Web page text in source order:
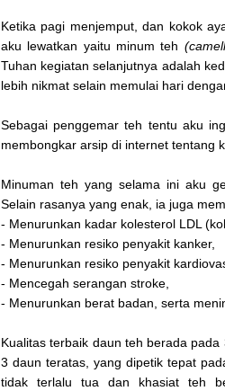
Ketika pagi menjemput, dan kokok
aku lewatkan yaitu minum teh
Tuhan kegiatan selanjutnya adalah
lebih nikmat selain memulai hari
Sebagai penggemar teh tentu aku
membongkar arsip di internet tentang
Minuman teh yang selama ini aku
Selain rasanya yang enak, ia juga
- Menurunkan kadar kolesterol LDL
- Menurunkan resiko penyakit kanker,
- Menurunkan resiko penyakit
- Mencegah serangan stroke,
- Menurunkan berat badan, serta
Kualitas terbaik daun teh berada
3 daun teratas, yang dipetik tepat
tidak terlalu tua dan khasiat teh